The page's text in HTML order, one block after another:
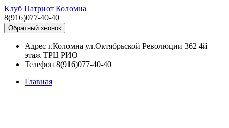
Клуб Патриот Коломна
8(916)077-40-40
Обратный звонок
Адрес г.Коломна ул.Октябрьской Революции 362 4й
этаж ТРЦ РИО
Телефон 8(916)077-40-40
Главная